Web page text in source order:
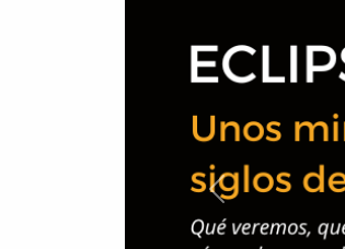
Anterior